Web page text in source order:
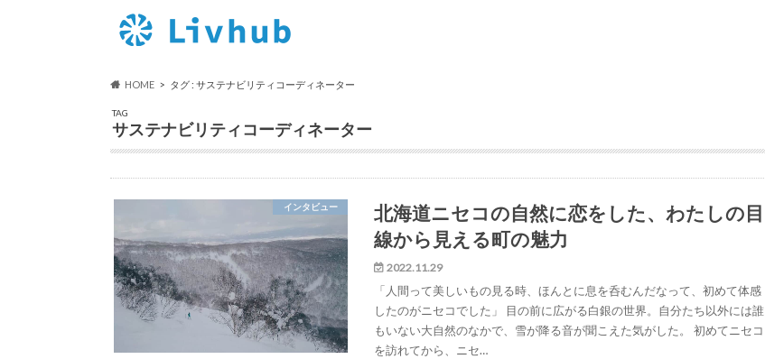
HOME タグ : サステナビリティコーディネーター
TAG
サステナビリティコーディネーター
インタビュー
北海道ニセコの自然に恋をした、わたしの目
線から見える町の魅力
2022.11.29
「人間って美しいもの見る時、ほんとに息を呑むんだなって、初めて体感
したのがニセコでした」 目の前に広がる白銀の世界。自分たち以外には誰
もいない大自然のなかで、雪が降る音が聞こえた気がした。 初めてニセコ
を訪れてから、ニセ…